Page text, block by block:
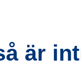
är